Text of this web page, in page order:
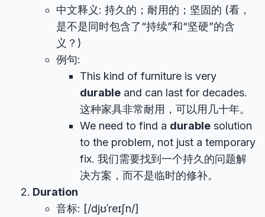
中文释义: 持久的；耐用的；坚固的 (看，
是不是同时包含了“持续”和“坚硬”的含
义？)
例句:
This kind of furniture is very
durable and can last for decades.
这种家具非常耐用，可以用几十年。
We need to find a durable solution
to the problem, not just a temporary
fix. 我们需要找到一个持久的问题解
决方案，而不是临时的修补。
Duration
音标: [/djʊˈreɪʃn/]